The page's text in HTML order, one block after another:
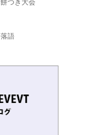
餅つき大会
落語